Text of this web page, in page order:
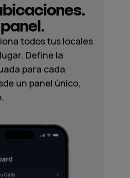
todos tus locales
Define la
para cada
un panel único,